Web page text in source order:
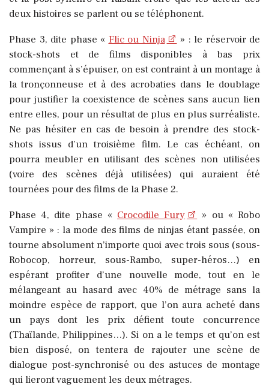
deux histoires se parlent ou se téléphonent.
Phase 3, dite phase « Flic ou Ninja
» : le réservoir de
stock-shots et de films disponibles à bas prix
commençant à s’épuiser, on est contraint à un montage à
la tronçonneuse et à des acrobaties dans le doublage
pour justifier la coexistence de scènes sans aucun lien
entre elles, pour un résultat de plus en plus surréaliste.
Ne pas hésiter en cas de besoin à prendre des stock-
shots issus d’un troisième film. Le cas échéant, on
pourra meubler en utilisant des scènes non utilisées
(voire des scènes déjà utilisées) qui auraient été
tournées pour des films de la Phase 2.
Phase 4, dite phase « Crocodile Fury
» ou « Robo
Vampire » : la mode des films de ninjas étant passée, on
tourne absolument n’importe quoi avec trois sous (sous-
Robocop, horreur, sous-Rambo, super-héros…) en
espérant profiter d’une nouvelle mode, tout en le
mélangeant au hasard avec 40% de métrage sans la
moindre espèce de rapport, que l’on aura acheté dans
un pays dont les prix défient toute concurrence
(Thaïlande, Philippines…). Si on a le temps et qu’on est
bien disposé, on tentera de rajouter une scène de
dialogue post-synchronisé ou des astuces de montage
qui lieront vaguement les deux métrages.